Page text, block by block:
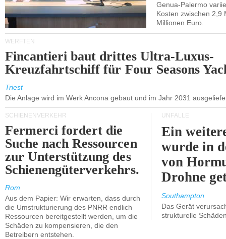
Genua-Palermo
Kosten zwischen 2,9
Millionen Euro.
WERFTEN
Fincantieri baut drittes Ultra-Luxus-
Kreuzfahrtschiff für Four Seasons
Triest
Die Anlage wird im Werk Ancona gebaut und im Jahr 2031
SCHIENENVERKEHR
Fermerci fordert die
Suche nach Ressourcen
zur Unterstützung des
Schienengüterverkehrs.
Rom
Aus dem Papier: Wir erwarten, dass durch
die Umstrukturierung des PNRR endlich
Ressourcen bereitgestellt werden, um die
Schäden zu kompensieren, die den
Betreibern entstehen.
UNFÄLLE
Ein
wurde in
von
Drohne
Southampton
Das Gerät
strukturelle